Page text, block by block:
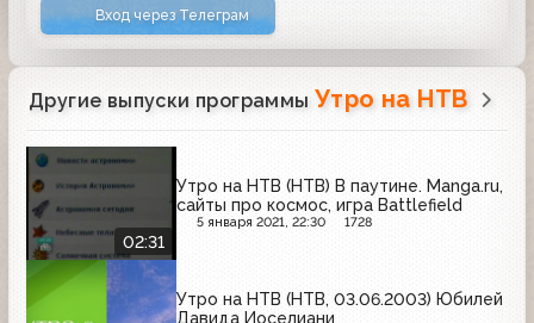
Вход через Телеграм
Другие выпуски программы Утро на НТВ
02:31
Утро на НТВ (НТВ) В паутине. Manga.ru,
сайты про космос, игра Battlefield
5 января 2021, 22:30 1728
Утро на НТВ (НТВ, 03.06.2003) Юбилей
Давида Иоселиани